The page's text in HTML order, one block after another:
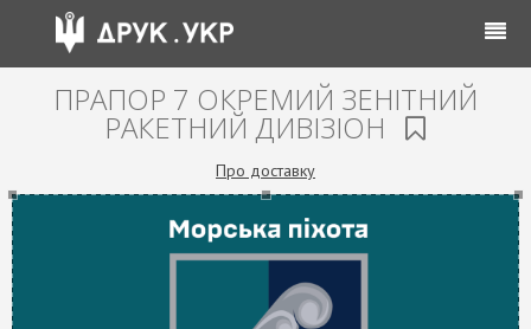
ПРАПОР 7 ОКРЕМИЙ ЗЕНІТНИЙ
РАКЕТНИЙ ДИВІЗІОН
Про доставку